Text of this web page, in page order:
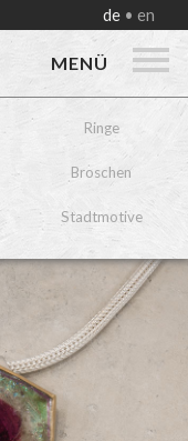
de en
MENÜ
Ringe
Broschen
Stadtmotive